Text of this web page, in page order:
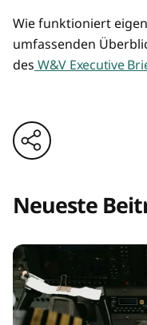
Wie funktioniert
umfassenden
des W&V Executive
Neueste